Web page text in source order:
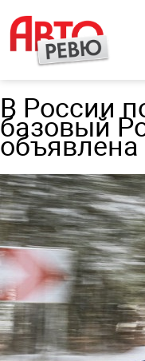
В России
базовый